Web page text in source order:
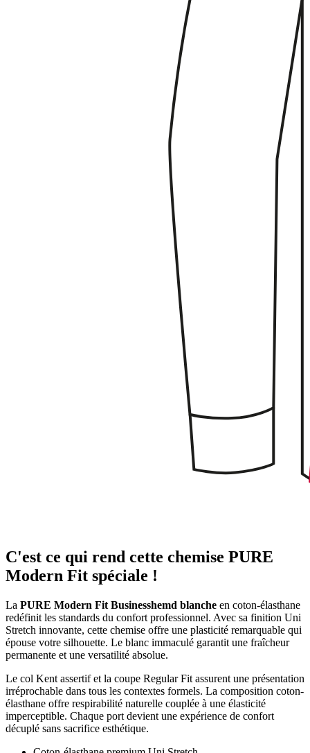
C'est ce qui rend cette chemise PURE
Modern Fit spéciale !
La PURE Modern Fit Businesshemd blanche en coton-élasthane
redéfinit les standards du confort professionnel. Avec sa finition Uni
Stretch innovante, cette chemise offre une plasticité remarquable qui
épouse votre silhouette. Le blanc immaculé garantit une fraîcheur
permanente et une versatilité absolue.
Le col Kent assertif et la coupe Regular Fit assurent une présentation
irréprochable dans tous les contextes formels. La composition coton-
élasthane offre respirabilité naturelle couplée à une élasticité
imperceptible. Chaque port devient une expérience de confort
décuplé sans sacrifice esthétique.